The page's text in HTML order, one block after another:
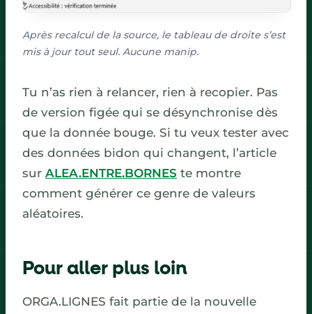
Après recalcul de la source, le tableau de droite s’est
mis à jour tout seul. Aucune manip.
Tu n’as rien à relancer, rien à recopier. Pas
de version figée qui se désynchronise dès
que la donnée bouge. Si tu veux tester avec
des données bidon qui changent, l’article
sur ALEA.ENTRE.BORNES te montre
comment générer ce genre de valeurs
aléatoires.
Pour aller plus loin
ORGA.LIGNES fait partie de la nouvelle